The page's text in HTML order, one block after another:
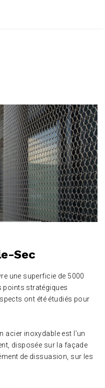
Sec
une superficie de 5000
points stratégiques
ont été étudiés pour
acier inoxydable est l’un
disposée sur la façade
de dissuasion, sur les